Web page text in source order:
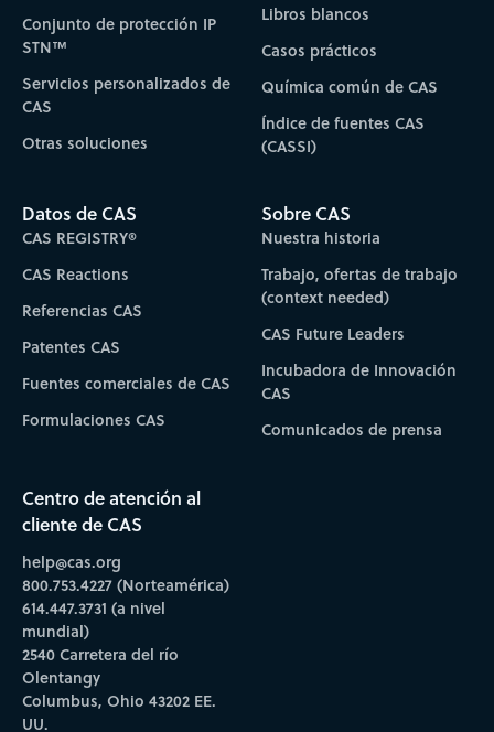
Conjunto de protección IP
STN™
Servicios personalizados de
CAS
Otras soluciones
Libros blancos
Casos prácticos
Química común de CAS
Índice de fuentes CAS
(CASSI)
Datos de CAS
CAS REGISTRY®
CAS Reactions
Referencias CAS
Patentes CAS
Fuentes comerciales de CAS
Formulaciones CAS
Sobre CAS
Nuestra historia
Trabajo, ofertas de trabajo
(context needed)
CAS Future Leaders
Incubadora de Innovación
CAS
Comunicados de prensa
Centro de atención al
cliente de CAS
help@cas.org
800.753.4227 (Norteamérica)
614.447.3731 (a nivel
mundial)
2540 Carretera del río
Olentangy
Columbus, Ohio 43202 EE.
UU.